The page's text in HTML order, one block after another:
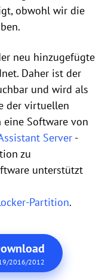
obwohl wir die
neu hinzugefügte
Daher ist der
und wird als
der virtuellen
eine Software von
Server -
zu
unterstützt
Partition.
2016/2012